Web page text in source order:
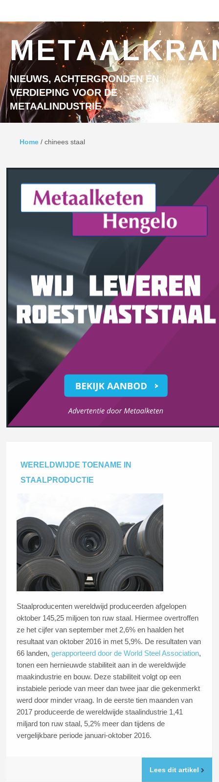
NIEUWS, ACHTERGRONDEN EN
VERDIEPING VOOR DE
METAALINDUSTRIE
Home / chinees staal
WERELDWIJDE TOENAME IN
STAALPRODUCTIE
Staalproducenten wereldwijd produceerden afgelopen
oktober 145,25 miljoen ton ruw staal. Hiermee overtroffen
ze het cijfer van september met 2,6% en haalden het
resultaat van oktober 2016 in met 5,9%. De resultaten van
66 landen,gerapporteerd door de World Steel Association,
tonen een hernieuwde stabiliteit aan in de wereldwijde
maakindustrie en bouw. Deze stabiliteit volgt op een
instabiele periode van meer dan twee jaar die gekenmerkt
werd door minder vraag. In de eerste tien maanden van
2017 produceerde de wereldwijde staalindustrie 1,41
miljard ton ruw staal, 5,2% meer dan tijdens de
vergelijkbare periode januari-oktober 2016.
Lees dit artikel